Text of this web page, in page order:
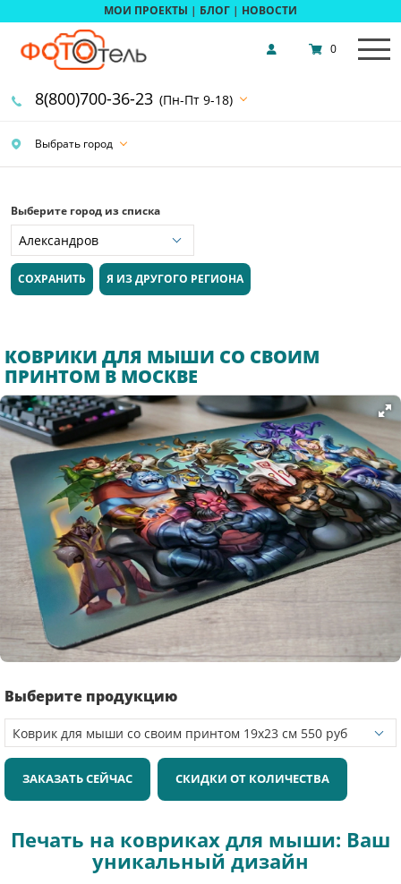
МОИ ПРОЕКТЫ | БЛОГ | НОВОСТИ
Выбрать город
8(800)700-36-23 (Пн-Пт 9-18)
0
Выберите город из списка
СОХРАНИТЬ Я ИЗ ДРУГОГО РЕГИОНА
КОВРИКИ ДЛЯ МЫШИ СО СВОИМ
ПРИНТОМ В МОСКВЕ
Выберите продукцию
ЗАКАЗАТЬ СЕЙЧАС СКИДКИ ОТ КОЛИЧЕСТВА
Печать на ковриках для мыши: Ваш
уникальный дизайн